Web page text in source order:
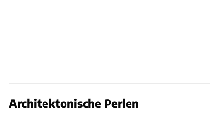
Architektonische Perlen